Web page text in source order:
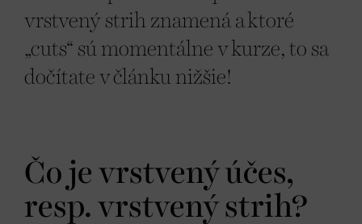
vrstvený strih znamená a ktoré
„cuts“ sú momentálne v kurze, to sa
dočítate v článku nižšie!
Čo je vrstvený účes,
resp. vrstvený strih?